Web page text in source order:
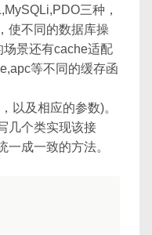
三种，
使不同的数据库操
景还有cache适配
等不同的缓存函
以及相应的参数)。
几个类实现该接
一成一致的方法。